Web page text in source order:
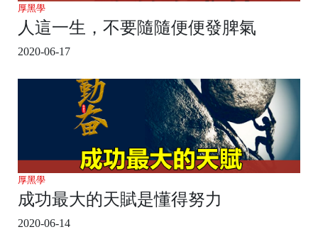
厚黑學
人這一生，不要隨隨便便發脾氣
2020-06-17
厚黑學
成功最大的天賦是懂得努力
2020-06-14